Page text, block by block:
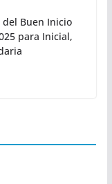
del Buen Inicio
para Inicial,